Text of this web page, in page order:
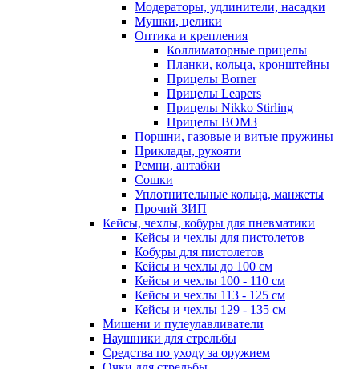
Модераторы, удлинители, насадки
Мушки, целики
Оптика и крепления
Коллиматорные прицелы
Планки, кольца, кронштейны
Прицелы Borner
Прицелы Leapers
Прицелы Nikko Stirling
Прицелы ВОМЗ
Поршни, газовые и витые пружины
Приклады, рукояти
Ремни, антабки
Сошки
Уплотнительные кольца, манжеты
Прочий ЗИП
Кейсы, чехлы, кобуры для пневматики
Кейсы и чехлы для пистолетов
Кобуры для пистолетов
Кейсы и чехлы до 100 см
Кейсы и чехлы 100 - 110 см
Кейсы и чехлы 113 - 125 см
Кейсы и чехлы 129 - 135 см
Мишени и пулеулавливатели
Наушники для стрельбы
Средства по уходу за оружием